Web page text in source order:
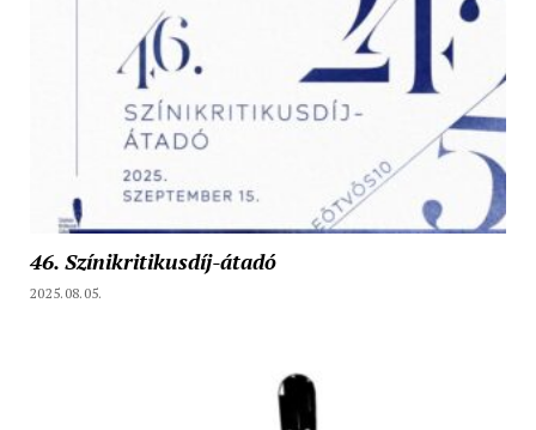
46. Színikritikusdíj-átadó
2025.08.05.